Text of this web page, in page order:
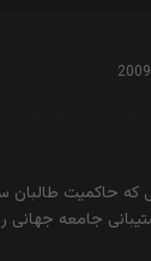
حاکمیت طالبان
جامعه جهانی